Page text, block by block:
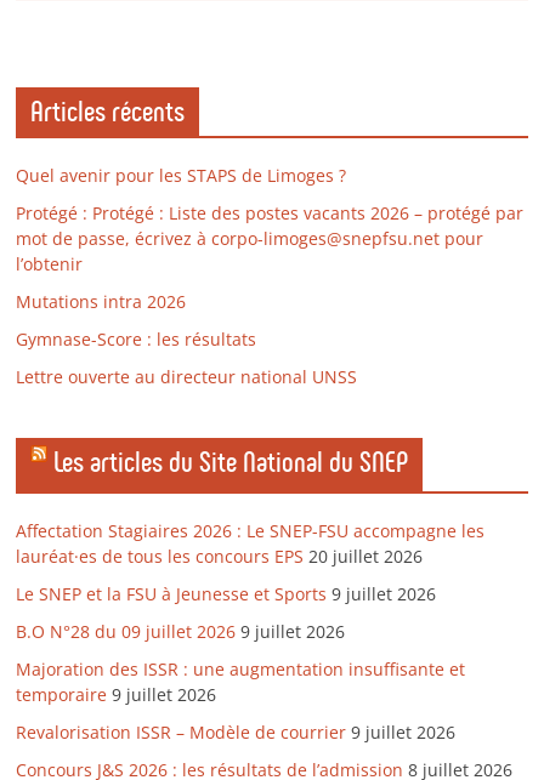
Articles récents
Quel avenir pour les STAPS de Limoges ?
Protégé : Protégé : Liste des postes vacants 2026 – protégé par
mot de passe, écrivez à corpo-limoges@snepfsu.net pour
l’obtenir
Mutations intra 2026
Gymnase-Score : les résultats
Lettre ouverte au directeur national UNSS
Les articles du Site National du SNEP
Affectation Stagiaires 2026 : Le SNEP-FSU accompagne les
lauréat·es de tous les concours EPS 20 juillet 2026
Le SNEP et la FSU à Jeunesse et Sports 9 juillet 2026
B.O N°28 du 09 juillet 2026 9 juillet 2026
Majoration des ISSR : une augmentation insuffisante et
temporaire 9 juillet 2026
Revalorisation ISSR – Modèle de courrier 9 juillet 2026
Concours J&S 2026 : les résultats de l’admission 8 juillet 2026